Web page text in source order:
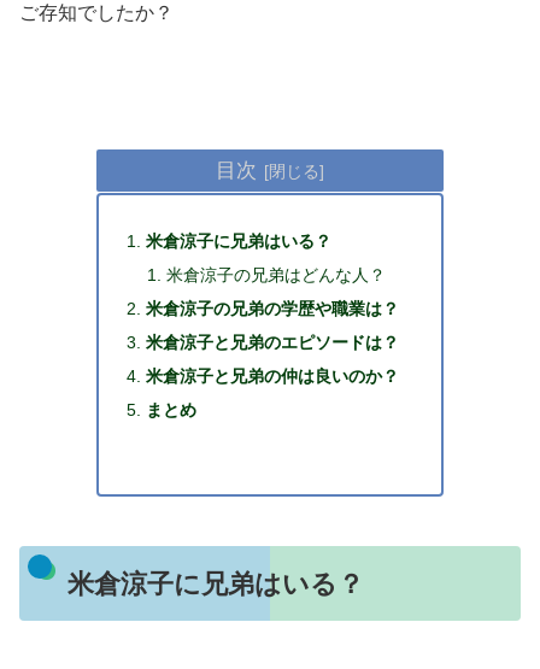
ご存知でしたか？
目次
米倉涼子に兄弟はいる？
米倉涼子の兄弟はどんな人？
米倉涼子の兄弟の学歴や職業は？
米倉涼子と兄弟のエピソードは？
米倉涼子と兄弟の仲は良いのか？
まとめ
米倉涼子に兄弟はいる？